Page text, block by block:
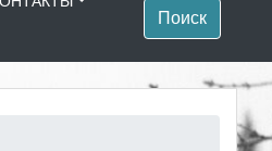
Поиск